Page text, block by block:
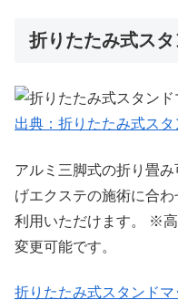
折りたたみ式スタ
出典：折りたたみ式スタ
アルミ三脚式の折り畳
げエクステの施術に合
利用いただけます。 ※
変更可能です。
折りたたみ式スタンドマ